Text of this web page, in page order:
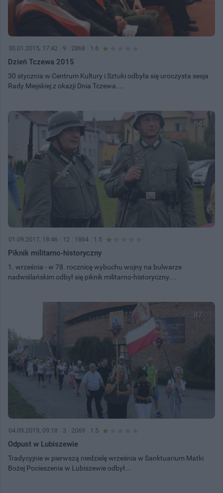
30.01.2015, 17:42 9 2868 1.6
Dzień Tczewa 2015
30 stycznia w Centrum Kultury i Sztuki odbyła się uroczysta sesja
Rady Miejskiej z okazji Dnia Tczewa....
64
01.09.2017, 18:46 12 1864 1.5
Piknik militarno-historyczny
1. września - w 78. rocznicę wybuchu wojny na bulwarze
nadwiślańskim odbył się piknik militarno-historyczny....
87
04.09.2019, 09:18 3 2069 1.5
Odpust w Lubiszewie
Tradycyjnie w pierwszą niedzielę września w Sanktuarium Matki
Bożej Pocieszenia w Lubiszewie odbył...